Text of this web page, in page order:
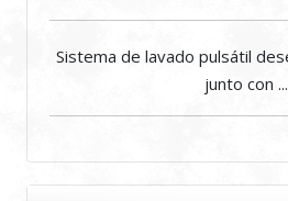
Sistema de lavado pulsátil
junto con ...